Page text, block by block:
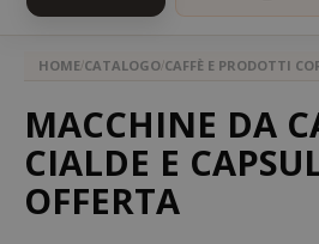
HOME CATALOGO CAFFÈ E PRODOTTI
MACCHINE DA
CIALDE E
OFFERTA